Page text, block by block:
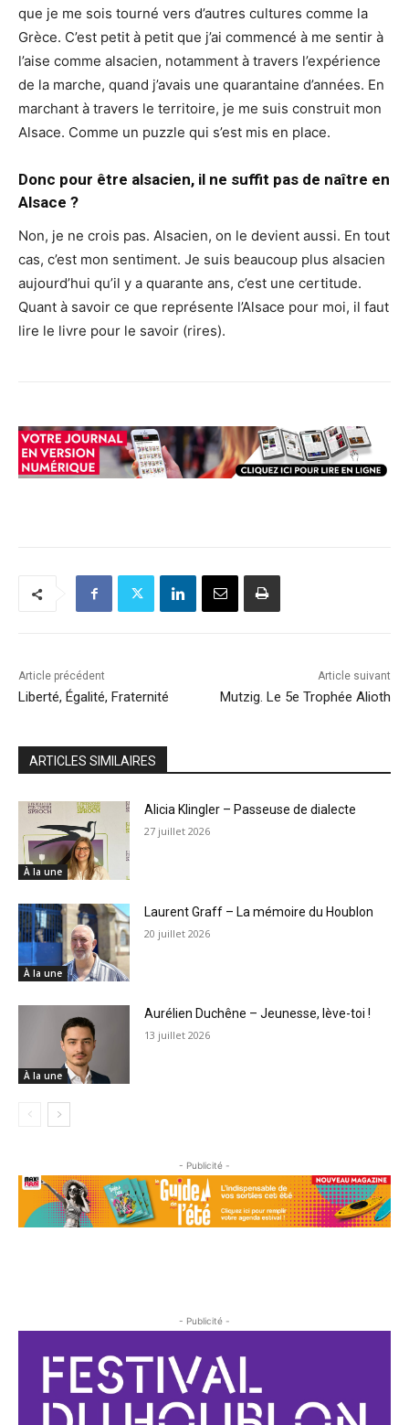
que je me sois tourné vers d’autres cultures comme la
Grèce. C’est petit à petit que j’ai commencé à me sentir à
l’aise comme alsacien, notamment à travers l’expérience
de la marche, quand j’avais une quarantaine d’années. En
marchant à travers le territoire, je me suis construit mon
Alsace. Comme un puzzle qui s’est mis en place.
Donc pour être alsacien, il ne suffit pas de naître en
Alsace ?
Non, je ne crois pas. Alsacien, on le devient aussi. En tout
cas, c’est mon sentiment. Je suis beaucoup plus alsacien
aujourd’hui qu’il y a quarante ans, c’est une certitude.
Quant à savoir ce que représente l’Alsace pour moi, il faut
lire le livre pour le savoir (rires).
Article précédent
Liberté, Égalité, Fraternité
Article suivant
Mutzig. Le 5e Trophée Alioth
ARTICLES SIMILAIRES
À la une
Alicia Klingler – Passeuse de dialecte
27 juillet 2026
À la une
Laurent Graff – La mémoire du Houblon
20 juillet 2026
À la une
Aurélien Duchêne – Jeunesse, lève-toi !
13 juillet 2026
- Publicité -
- Publicité -